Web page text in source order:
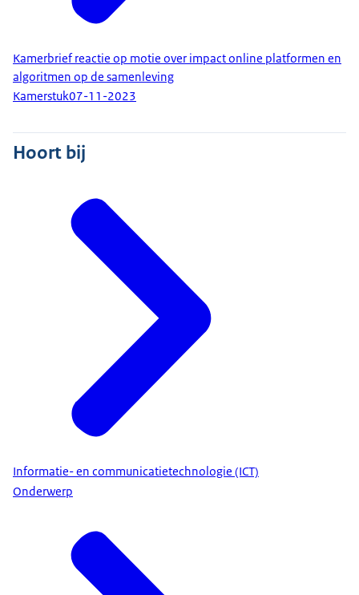
Kamerbrief reactie op motie over impact online platformen en
algoritmen op de samenleving
Kamerstuk07-11-2023
Hoort bij
Informatie- en communicatietechnologie (ICT)
Onderwerp